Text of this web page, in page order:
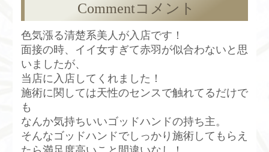
Commentコメント
色気漲る清楚系美人が入店です！
面接の時、イイ女すぎて赤羽が似合わないと思
いましたが、
当店に入店してくれました！
施術に関しては天性のセンスで触れてるだけで
も
なんか気持ちいいゴッドハンドの持ち主。
そんなゴッドハンドでしっかり施術してもらえ